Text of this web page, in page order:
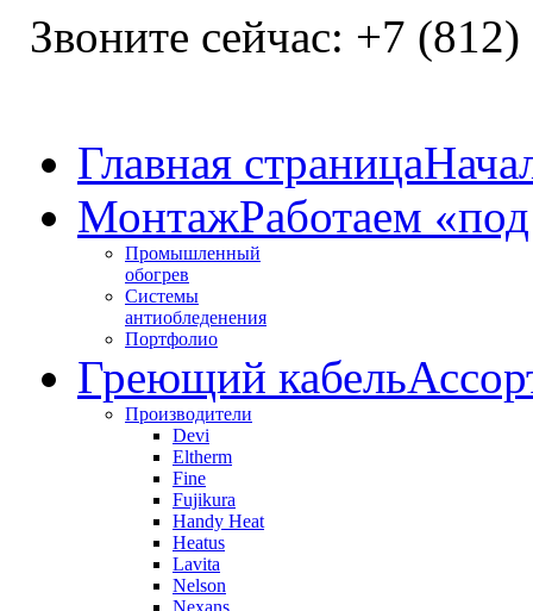
Звоните сейчас: +7 (812)
Главная страница
МонтажРаботаем
Промышленный
обогрев
Системы
антиобледенения
Портфолио
Греющий кабель
Производители
Devi
Eltherm
Fine
Fujikura
Handy Heat
Heatus
Lavita
Nelson
Nexans